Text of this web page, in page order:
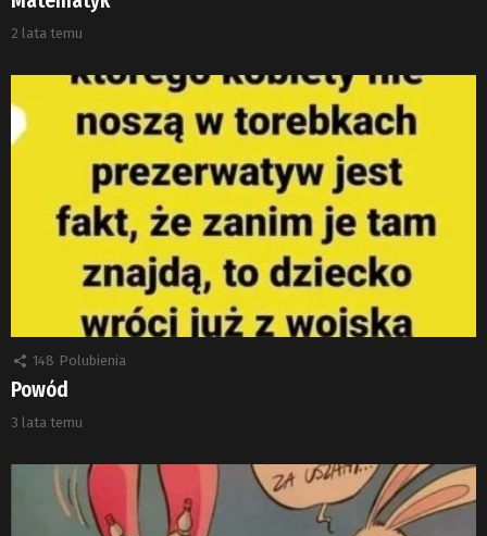
2 lata temu
148 Polubienia
Powód
3 lata temu